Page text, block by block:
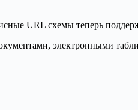
URL схемы теперь
электронными